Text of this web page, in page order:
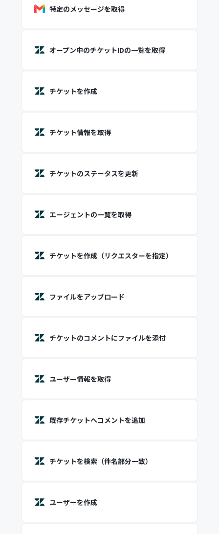
特定のメッセージを取得
オープン中のチケットIDの一覧を取得
チケットを作成
チケット情報を取得
チケットのステータスを更新
エージェントの一覧を取得
チケットを作成（リクエスターを指定）
ファイルをアップロード
チケットのコメントにファイルを添付
ユーザー情報を取得
既存チケットへコメントを追加
チケットを検索（件名部分一致）
ユーザーを作成